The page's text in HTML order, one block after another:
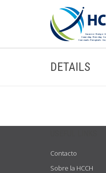
DETAILS
Contacto
Sobre la HCCH